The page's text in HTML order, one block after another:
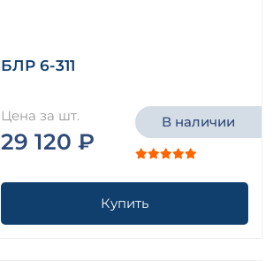
БЛР 6-311
Цена за шт.
29 120 ₽
В наличии
Купить